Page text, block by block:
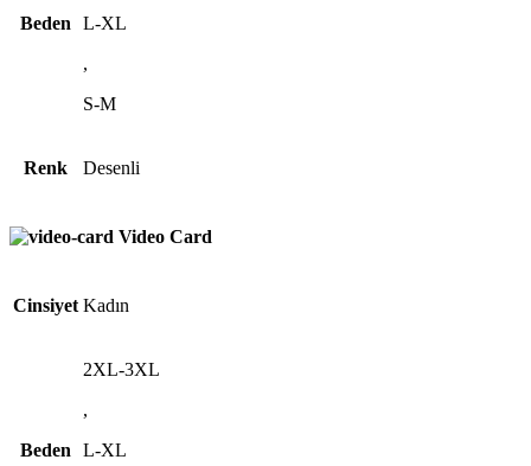
Beden
L-XL
,
S-M
Renk Desenli
Video Card
Cinsiyet Kadın
Beden
2XL-3XL
,
L-XL